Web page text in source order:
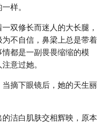
样。
双修长而迷人的大长腿，
不自信，鼻梁上总是带着
都是一副畏畏缩缩的模
意过她。
摘下眼镜后，她的天生丽
洁白肌肤交相辉映，原本